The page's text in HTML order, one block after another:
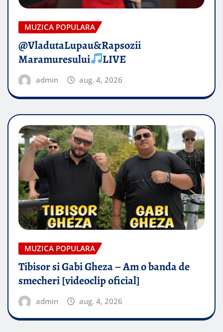
MUZICA POPULARA
@VladutaLupau&Rapsozii
Maramuresului
LIVE
admin aug. 4, 2026
MUZICA POPULARA
Tibisor si Gabi Gheza – Am o banda de
smecheri [videoclip oficial]
admin aug. 4, 2026